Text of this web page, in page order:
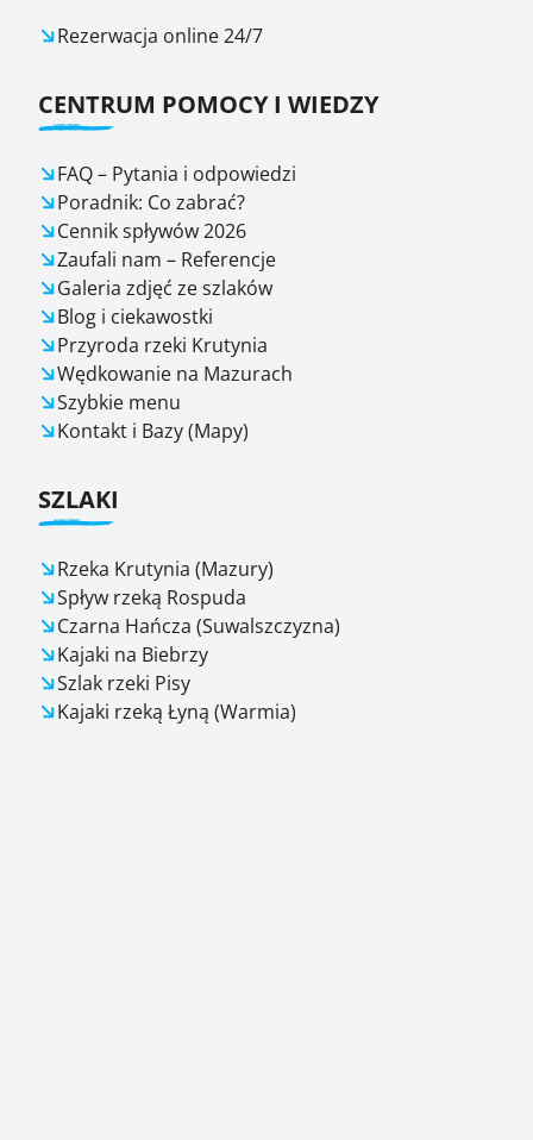
Rezerwacja online 24/7
CENTRUM POMOCY I WIEDZY
FAQ – Pytania i odpowiedzi
Poradnik: Co zabrać?
Cennik spływów 2026
Zaufali nam – Referencje
Galeria zdjęć ze szlaków
Blog i ciekawostki
Przyroda rzeki Krutynia
Wędkowanie na Mazurach
Szybkie menu
Kontakt i Bazy (Mapy)
SZLAKI
Rzeka Krutynia (Mazury)
Spływ rzeką Rospuda
Czarna Hańcza (Suwalszczyzna)
Kajaki na Biebrzy
Szlak rzeki Pisy
Kajaki rzeką Łyną (Warmia)